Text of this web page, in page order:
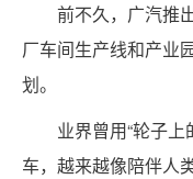
前不久，广汽推
厂车间生产线和产业
划。
业界曾用“轮子
车，越来越像陪伴人